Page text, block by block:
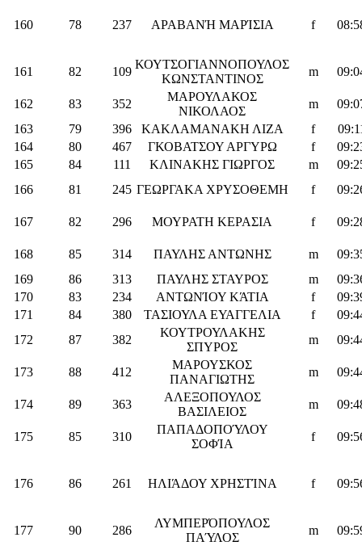
160 78 237 ΑΡΑΒΑΝΉ ΜΑΡΊΣΙΑ f
161 82 109
ΚΟΥΤΣΟΓΙΑΝΝΟΠΟΥΛΟΣ
ΚΩΝΣΤΑΝΤΙΝΟΣ
m
162 83 352
ΜΑΡΟΥΛΑΚΟΣ
ΝΙΚΟΛΑΟΣ
m
163
79 396 ΚΑΚΛΑΜΑΝΑΚΗ ΛΙΖΑ f
164
80 467 ΓΚΟΒΑΤΣΟΥ ΑΡΓΥΡΩ f
165
84 111 ΚΛΙΝΑΚΗΣ ΓΙΩΡΓΟΣ m
166
81 245 ΓΕΩΡΓΑΚΑ ΧΡΥΣΟΘΕΜΗ f
167 82 296 ΜΟΥΡΑΤΗ ΚΕΡΑΣΙΑ f
168 85 314 ΠΑΥΛΗΣ ΑΝΤΩΝΗΣ m
169
86 313 ΠΑΥΛΗΣ ΣΤΑΥΡΟΣ m
170
83 234 ΑΝΤΩΝΊΟΥ ΚΆΤΙΑ f
171
84 380 ΤΑΣΙΟΥΛΑ ΕΥΑΓΓΕΛΙΑ f
172
87 382
ΚΟΥΤΡΟΥΛΑΚΗΣ
ΣΠΥΡΟΣ
m
173 88 412
ΜΑΡΟΥΣΚΟΣ
ΠΑΝΑΓΙΩΤΗΣ
m
174 89 363
ΑΛΕΞΟΠΟΥΛΟΣ
ΒΑΣΙΛΕΙΟΣ
m
175 85 310
ΠΑΠΑΔΟΠΟΎΛΟΥ
ΣΟΦΊΑ
f
176 86 261 ΗΛΙΆΔΟΥ ΧΡΗΣΤΊΝΑ f
177 90 286
ΛΥΜΠΕΡΌΠΟΥΛΟΣ
ΠΑΎΛΟΣ
m